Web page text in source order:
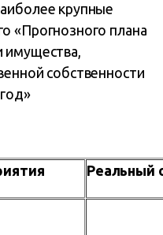
крупные
«Прогнозного плана
имущества,
собственности
Реальный